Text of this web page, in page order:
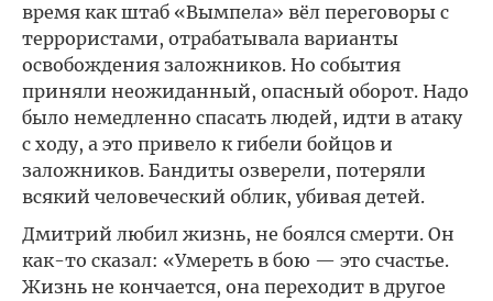
время как штаб «Вымпела» вёл переговоры с
террористами, отрабатывала варианты
освобождения заложников. Но события
приняли неожиданный, опасный оборот. Надо
было немедленно спасать людей, идти в атаку
с ходу, а это привело к гибели бойцов и
заложников. Бандиты озверели, потеряли
всякий человеческий облик, убивая детей.
Дмитрий любил жизнь, не боялся смерти. Он
как-то сказал: «Умереть в бою — это счастье.
Жизнь не кончается, она переходит в другое